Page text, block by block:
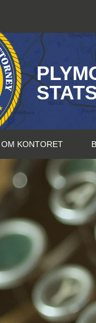
OM KONTORET